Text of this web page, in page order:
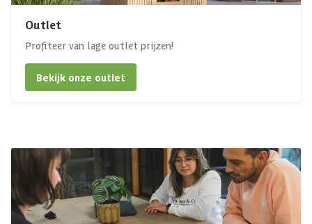
Outlet
Profiteer van lage outlet prijzen!
Bekijk onze outlet